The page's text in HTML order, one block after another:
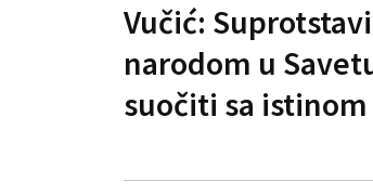
Vučić:
narodom u
suočiti sa istinom